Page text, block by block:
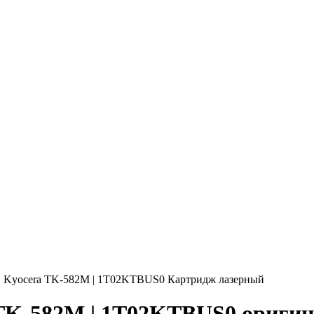
Kyocera TK-582M | 1T02KTBUS0 Картридж лазерный